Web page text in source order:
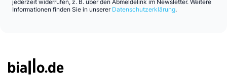
jederzeit widerrufen, z. B. über den Abmeldelink im Newsletter. Weitere
Informationen finden Sie in unserer Datenschutzerklärung.